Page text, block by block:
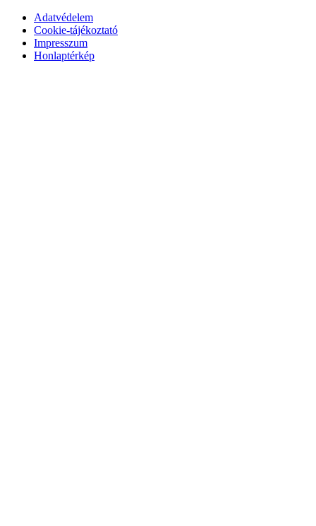
Adatvédelem
Cookie-tájékoztató
Impresszum
Honlaptérkép